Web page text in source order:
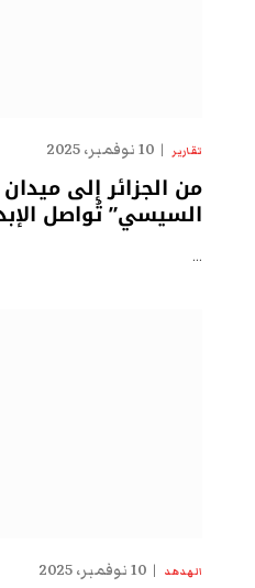
تقارير 10 نوفمبر، 2025
من الجزائر إلى ميدان
السيسي” تُواصل
…
الهدهد 10 نوفمبر، 2025